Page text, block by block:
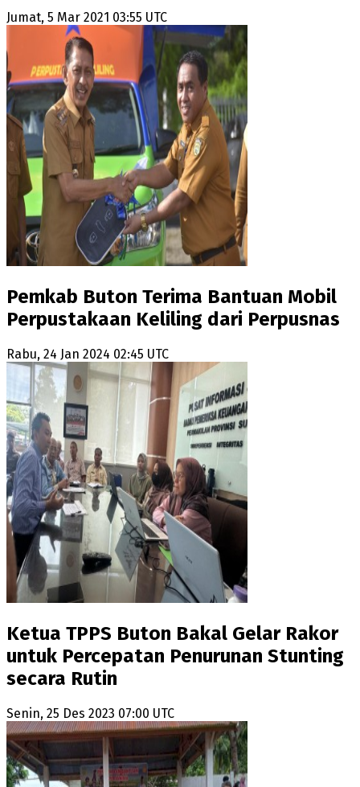
Jumat, 5 Mar 2021 03:55 UTC
Pemkab Buton Terima Bantuan Mobil
Perpustakaan Keliling dari Perpusnas
Rabu, 24 Jan 2024 02:45 UTC
Ketua TPPS Buton Bakal Gelar Rakor
untuk Percepatan Penurunan Stunting
secara Rutin
Senin, 25 Des 2023 07:00 UTC